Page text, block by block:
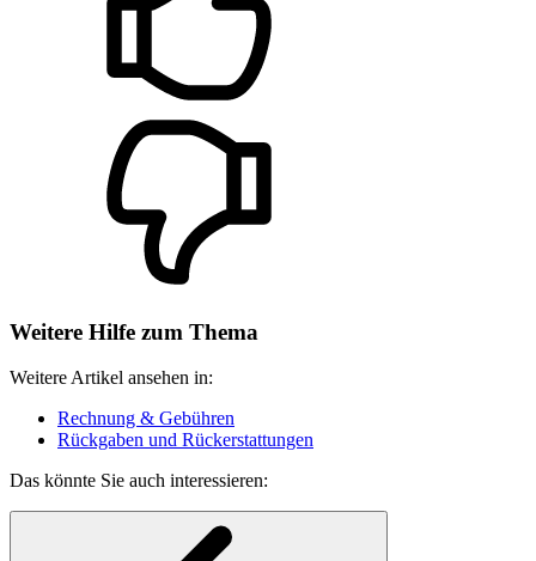
Weitere Hilfe zum Thema
Weitere Artikel ansehen in:
Rechnung & Gebühren
Rückgaben und Rückerstattungen
Das könnte Sie auch interessieren: